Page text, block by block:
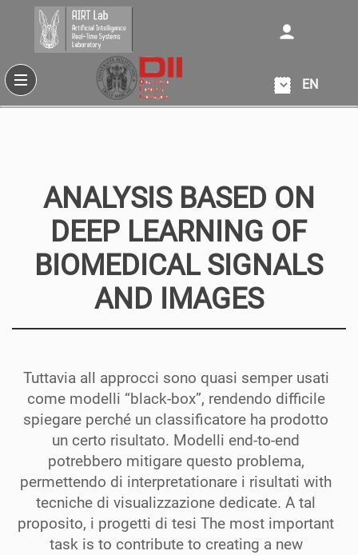
EN
ANALYSIS BASED ON
DEEP LEARNING OF
BIOMEDICAL SIGNALS
AND IMAGES
Tuttavia all approcci sono quasi semper usati
come modelli “black-box”, rendendo difficile
spiegare perché un classificatore ha prodotto
un certo risultato. Modelli end-to-end
potrebbero mitigare questo problema,
permettendo di interpretationare i risultati with
tecniche di visualizzazione dedicate.A tal
proposito, i progetti di tesi The most important
task is to contribute to creating a new